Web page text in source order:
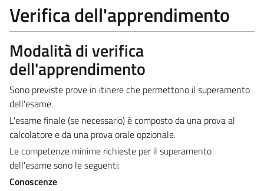
Verifica dell'apprendimento
Modalità di verifica
dell'apprendimento
Sono previste prove in itinere che permettono il superamento
dell'esame.
L'esame finale (se necessario) è composto da una prova al
calcolatore e da una prova orale opzionale.
Le competenze minime richieste per il superamento
dell'esame sono le seguenti:
Conoscenze